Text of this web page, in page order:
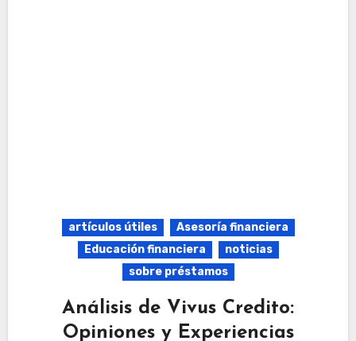
artículos útiles
Asesoría financiera
Educación financiera
noticias
sobre préstamos
Análisis de Vivus Credito:
Opiniones y Experiencias